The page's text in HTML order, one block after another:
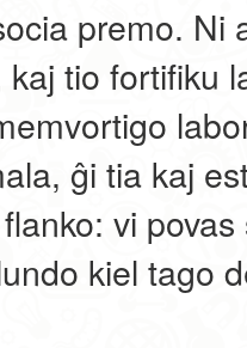
premo. Ni
tio fortifiku
ĝi tia kaj
vi
kiel tago